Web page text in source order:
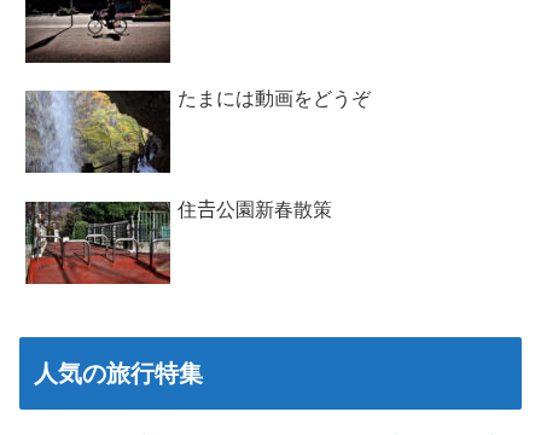
たまには動画をどうぞ
住𠮷公園新春散策
人気の旅行特集